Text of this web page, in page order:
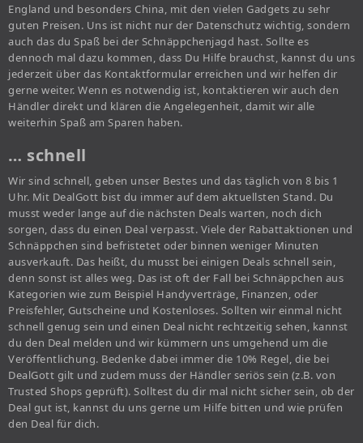
England und besonders China, mit den vielen Gadgets zu sehr
guten Preisen. Uns ist nicht nur der Datenschutz wichtig, sondern
auch das du Spaß bei der Schnäppchenjagd hast. Sollte es
dennoch mal dazu kommen, dass Du Hilfe brauchst, kannst du uns
jederzeit über das Kontaktformular erreichen und wir helfen dir
gerne weiter. Wenn es notwendig ist, kontaktieren wir auch den
Händler direkt und klären die Angelegenheit, damit wir alle
weiterhin Spaß am Sparen haben.
… schnell
Wir sind schnell, geben unser Bestes und das täglich von 8 bis 1
Uhr. Mit DealGott bist du immer auf dem aktuellsten Stand. Du
musst weder lange auf die nächsten Deals warten, noch dich
sorgen, dass du einen Deal verpasst. Viele der Rabattaktionen und
Schnäppchen sind befristetet oder binnen weniger Minuten
ausverkauft. Das heißt, du musst bei einigen Deals schnell sein,
denn sonst ist alles weg. Das ist oft der Fall bei Schnäppchen aus
Kategorien wie zum Beispiel Handyverträge, Finanzen, oder
Preisfehler, Gutscheine und Kostenloses. Sollten wir einmal nicht
schnell genug sein und einen Deal nicht rechtzeitig sehen, kannst
du den Deal melden und wir kümmern uns umgehend um die
Veröffentlichung. Bedenke dabei immer die 10% Regel, die bei
DealGott gilt und zudem muss der Händler seriös sein (z.B. von
Trusted Shops geprüft). Solltest du dir mal nicht sicher sein, ob der
Deal gut ist, kannst du uns gerne um Hilfe bitten und wie prüfen
den Deal für dich.